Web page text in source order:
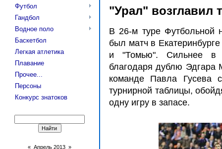
Футбол
Гандбол
Водное поло
Баскетбол
Легкая атлетика
Плавание
Прочее...
Персоны
Конкурс знатоков
« Апрель 2013 »
"Урал" возглавил
В 26-м туре Футбольной
был матч в
и "Томью". Сильнее в
благодаря дублю Эдгара
команде Павла Гусева
турнирной таблицы,
одну игру в запасе.